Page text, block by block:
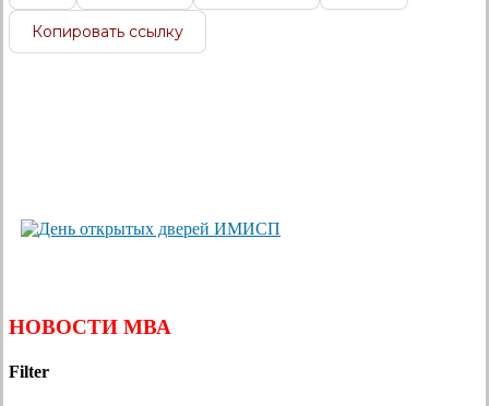
Копировать ссылку
НОВОСТИ МВА
Filter